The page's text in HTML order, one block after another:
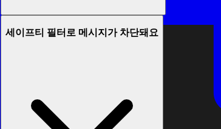
세이프티 필터로 메시지가 차단돼요